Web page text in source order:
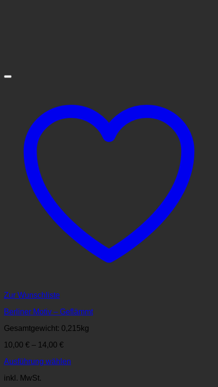
Zur Wunschliste
Berliner Motiv – Geflämmt
Gesamtgewicht: 0,215 kg
10,00 € – 14,00 €
Ausführung wählen
Produkt
inkl. MwSt.